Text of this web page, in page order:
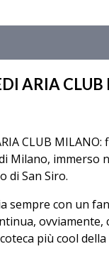
ARIA
CLUB
Milano, immerso
di San Siro.
sempre con un
ovviamente,
più cool della